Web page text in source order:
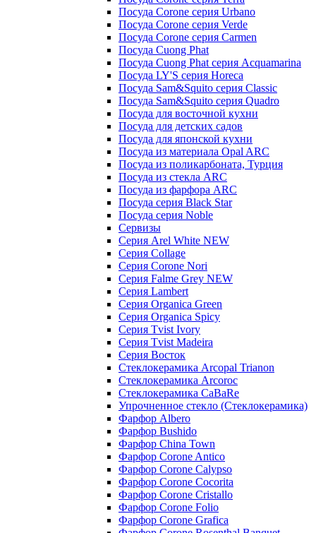
Посуда Corone серия Urbano
Посуда Corone серия Verde
Посуда Corone серия Сarmen
Посуда Cuong Phat
Посуда Cuong Phat серия Acquamarina
Посуда LY'S серия Horeca
Посуда Sam&Squito серия Classic
Посуда Sam&Squito серия Quadro
Посуда для восточной кухни
Посуда для детских садов
Посуда для японской кухни
Посуда из материала Opal ARC
Посуда из поликарбоната, Турция
Посуда из стекла ARC
Посуда из фарфора ARC
Посуда серия Black Star
Посуда серия Noble
Сервизы
Серия Arel White NEW
Серия Collage
Серия Corone Nori
Серия Falme Grey NEW
Серия Lambert
Серия Organica Green
Серия Organica Spicy
Серия Tvist Ivory
Серия Tvist Madeira
Серия Восток
Стеклокерамика Arcopal Trianon
Стеклокерамика Arcoroc
Стеклокерамика CaBaRe
Упрочненное стекло (Стеклокерамика)
Фарфор Albero
Фарфор Bushido
Фарфор China Town
Фарфор Corone Antico
Фарфор Corone Calypso
Фарфор Corone Cocorita
Фарфор Corone Cristallo
Фарфор Corone Folio
Фарфор Corone Grafica